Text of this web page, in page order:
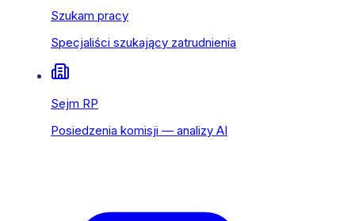
Szukam pracy
Specjaliści szukający zatrudnienia
Sejm RP
Posiedzenia komisji — analizy AI